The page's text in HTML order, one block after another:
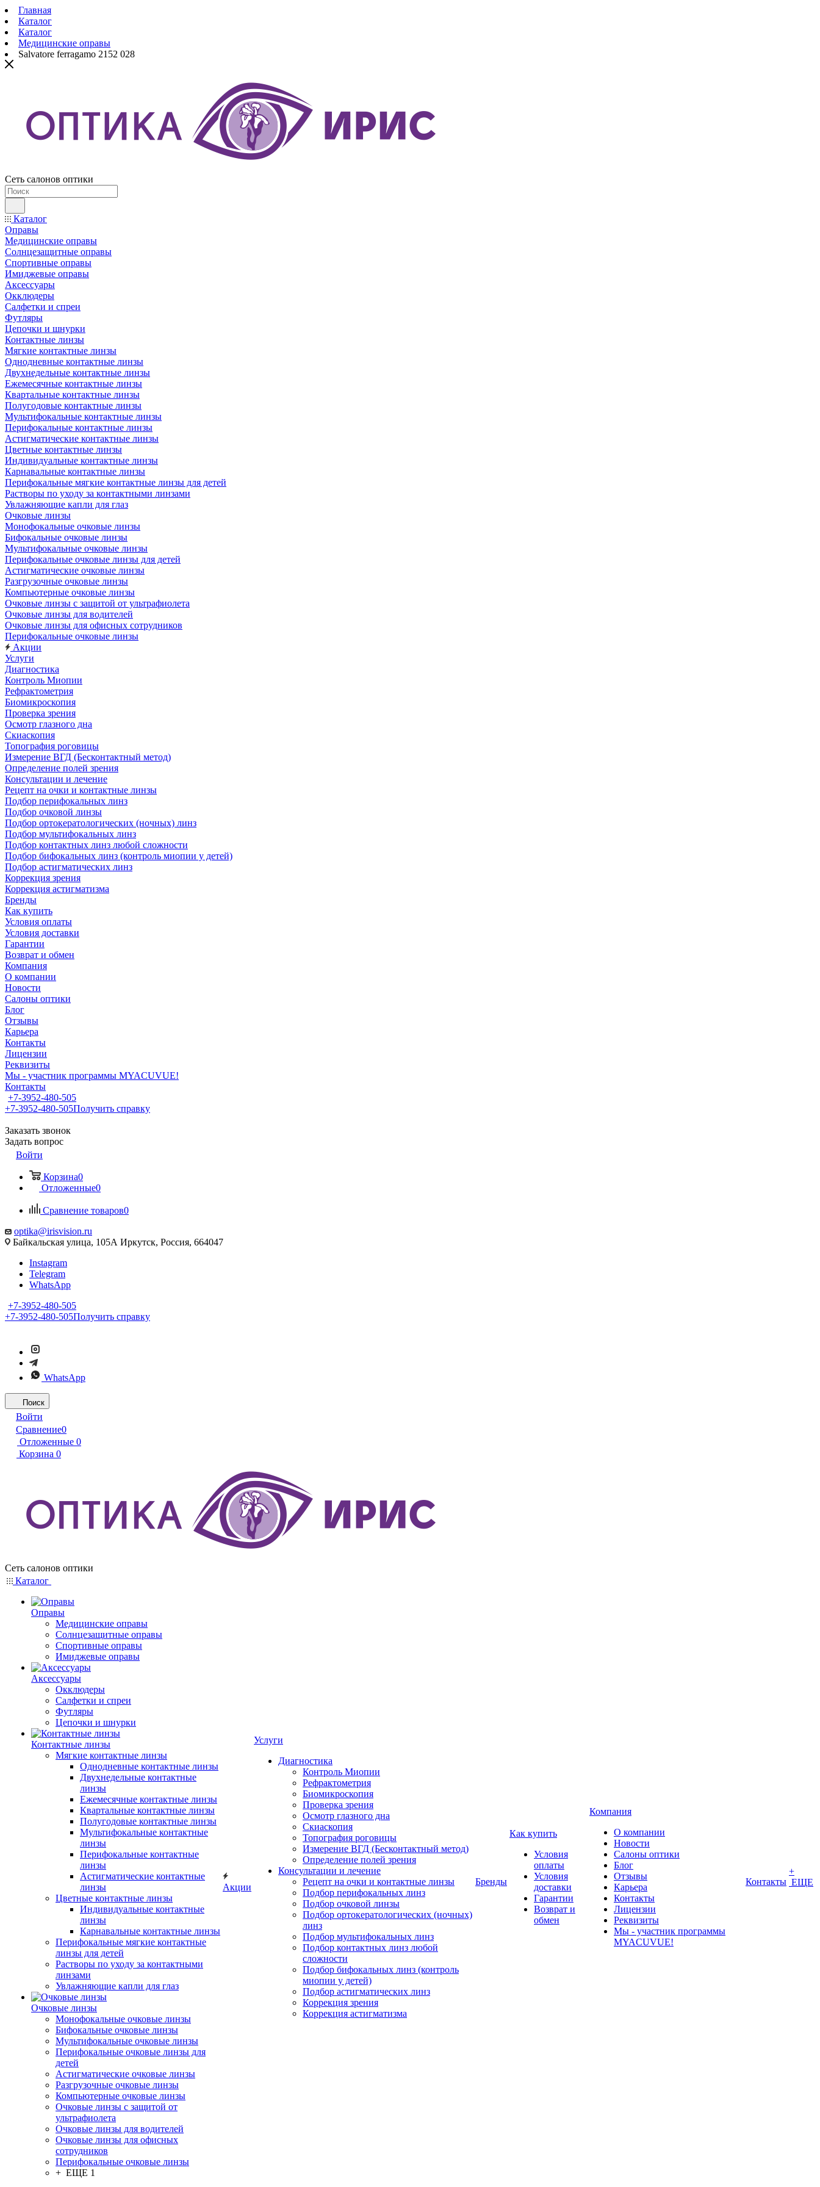
Главная
Каталог
Каталог
Медицинские оправы
Salvatore ferragamo 2152 028
Сеть салонов оптики
Каталог
Оправы
Медицинские оправы
Солнцезащитные оправы
Спортивные оправы
Имиджевые оправы
Аксессуары
Окклюдеры
Салфетки и спреи
Футляры
Цепочки и шнурки
Контактные линзы
Мягкие контактные линзы
Однодневные контактные линзы
Двухнедельные контактные линзы
Ежемесячные контактные линзы
Квартальные контактные линзы
Полугодовые контактные линзы
Мультифокальные контактные линзы
Перифокальные контактные линзы
Астигматические контактные линзы
Цветные контактные линзы
Индивидуальные контактные линзы
Карнавальные контактные линзы
Перифокальные мягкие контактные линзы для детей
Растворы по уходу за контактными линзами
Увлажняющие капли для глаз
Очковые линзы
Монофокальные очковые линзы
Бифокальные очковые линзы
Мультифокальные очковые линзы
Перифокальные очковые линзы для детей
Астигматические очковые линзы
Разгрузочные очковые линзы
Компьютерные очковые линзы
Очковые линзы с защитой от ультрафиолета
Очковые линзы для водителей
Очковые линзы для офисных сотрудников
Перифокальные очковые линзы
Акции
Услуги
Диагностика
Контроль Миопии
Рефрактометрия
Биомикроскопия
Проверка зрения
Осмотр глазного дна
Скиаскопия
Топография роговицы
Измерение ВГД (Бесконтактный метод)
Определение полей зрения
Консультации и лечение
Рецепт на очки и контактные линзы
Подбор перифокальных линз
Подбор очковой линзы
Подбор ортокератологических (ночных) линз
Подбор мультифокальных линз
Подбор контактных линз любой сложности
Подбор бифокальных линз (контроль миопии у детей)
Подбор астигматических линз
Коррекция зрения
Коррекция астигматизма
Бренды
Как купить
Условия оплаты
Условия доставки
Гарантии
Возврат и обмен
Компания
О компании
Новости
Салоны оптики
Блог
Отзывы
Карьера
Контакты
Лицензии
Реквизиты
Мы - участник программы MYACUVUE!
Контакты
+7-3952-480-505
+7-3952-480-505Получить справку
Заказать звонок
Задать вопрос
Войти
Корзина0
Отложенные0
Сравнение товаров0
optika@irisvision.ru
Байкальская улица, 105А Иркутск, Россия, 664047
Instagram
Telegram
WhatsApp
+7-3952-480-505
+7-3952-480-505Получить справку
WhatsApp
Поиск
Войти
Сравнение0
Отложенные 0
Корзина 0
Сеть салонов оптики
Каталог
Оправы
Медицинские оправы
Солнцезащитные оправы
Спортивные оправы
Имиджевые оправы
Аксессуары
Окклюдеры
Салфетки и спреи
Футляры
Цепочки и шнурки
Контактные линзы
Мягкие контактные линзы
Однодневные контактные линзы
Двухнедельные контактные
линзы
Ежемесячные контактные линзы
Квартальные контактные линзы
Полугодовые контактные линзы
Мультифокальные контактные
линзы
Перифокальные контактные
линзы
Астигматические контактные
линзы
Цветные контактные линзы
Индивидуальные контактные
линзы
Карнавальные контактные линзы
Перифокальные мягкие контактные
линзы для детей
Растворы по уходу за контактными
линзами
Увлажняющие капли для глаз
Очковые линзы
Монофокальные очковые линзы
Бифокальные очковые линзы
Мультифокальные очковые линзы
Перифокальные очковые линзы для
детей
Астигматические очковые линзы
Разгрузочные очковые линзы
Компьютерные очковые линзы
Очковые линзы с защитой от
ультрафиолета
Очковые линзы для водителей
Очковые линзы для офисных
сотрудников
Перифокальные очковые линзы
+ ЕЩЕ 1
Акции
Услуги
Диагностика
Контроль Миопии
Рефрактометрия
Биомикроскопия
Проверка зрения
Осмотр глазного дна
Скиаскопия
Топография роговицы
Измерение ВГД (Бесконтактный метод)
Определение полей зрения
Консультации и лечение
Рецепт на очки и контактные линзы
Подбор перифокальных линз
Подбор очковой линзы
Подбор ортокератологических (ночных)
линз
Подбор мультифокальных линз
Подбор контактных линз любой
сложности
Подбор бифокальных линз (контроль
миопии у детей)
Подбор астигматических линз
Коррекция зрения
Коррекция астигматизма
Бренды
Как купить
Условия
оплаты
Условия
доставки
Гарантии
Возврат и
обмен
Компания
О компании
Новости
Салоны оптики
Блог
Отзывы
Карьера
Контакты
Лицензии
Реквизиты
Мы - участник программы
MYACUVUE!
Контакты
+
ЕЩЕ